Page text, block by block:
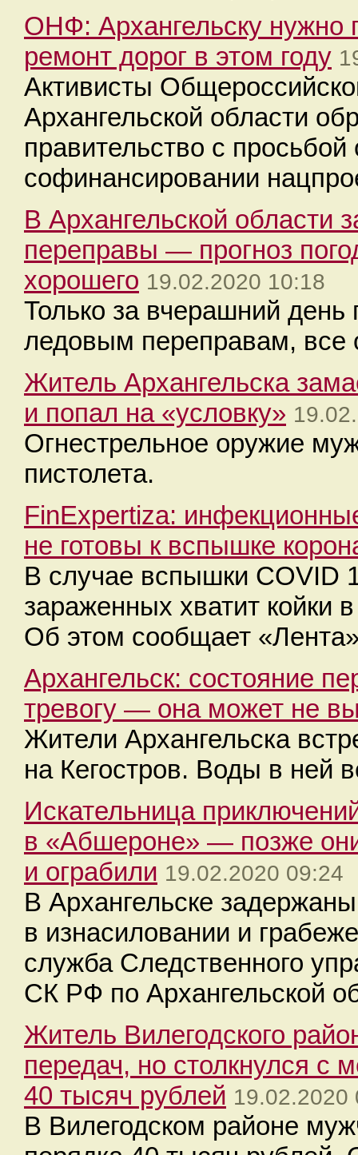
ОНФ: Архангельску нужно
ремонт дорог в этом году
Активисты
Архангельской области
правительство с просьбой
софинансировании
В Архангельской области
переправы — прогноз
хорошего 19.02.2020 10:18
Только за вчерашний
ледовым переправам,
Житель Архангельска
и попал на «условку»
Огнестрельное оружие
пистолета.
FinExpertiza:
не готовы к вспышке
В случае вспышки COVID
зараженных хватит койки
Об этом сообщает
Архангельск: состояние
тревогу — она может не
Жители Архангельска
на Кегостров. Воды в ней
Искательница
в «Абшероне» — позже
и ограбили 19.02.2020 09:24
В Архангельске
в изнасиловании и
служба Следственного
СК РФ по Архангельской
Житель Вилегодского
передач, но столкнулся с
40 тысяч рублей 19.02.2020
В Вилегодском районе